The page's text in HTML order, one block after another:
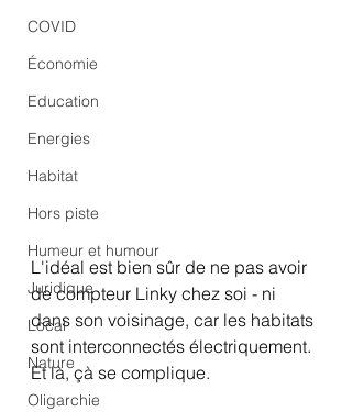
COVID
Économie
Education
Energies
Habitat
Hors piste
Humeur et humour
Juridique
Local
Nature
Oligarchie
L'idéal est bien sûr de ne pas avoir
de compteur Linky chez soi - ni
dans son voisinage, car les habitats
sont interconnectés électriquement.
Et là, çà se complique.